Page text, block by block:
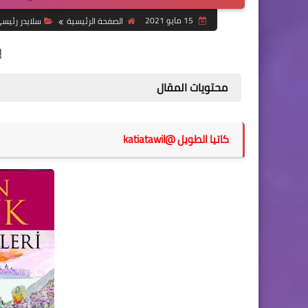
الصفحة الرئيسية سلايدر
محتويات المقال
كاتيا الطويل @katiatawil